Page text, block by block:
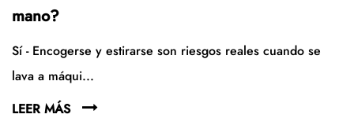
mano?
Sí - Encogerse y estirarse son riesgos reales cuando se
lava a máqui...
LEER MÁS